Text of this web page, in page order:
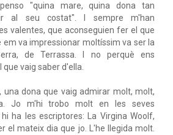
"quina mare, quina dona tan
al seu costat". I sempre m'han
valentes, que aconseguien fer el que
em va impressionar moltíssim va ser la
de Terrassa. I no perquè ens
vaig saber d'ella.
una dona que vaig admirar molt, molt,
Jo m'hi trobo molt en les seves
ha les escriptores: La Virgina Woolf,
el mateix dia que jo. L'he llegida molt.